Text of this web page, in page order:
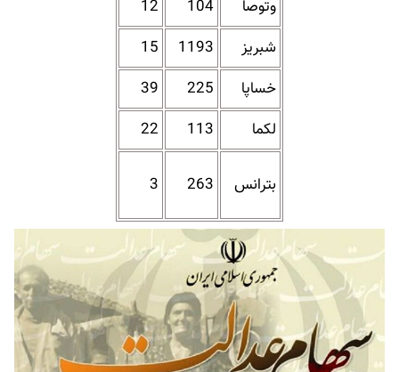
وتوصا 104
12
شبریز
1193
15
خساپا
225
39
لکما
113
22
بترانس 263
3